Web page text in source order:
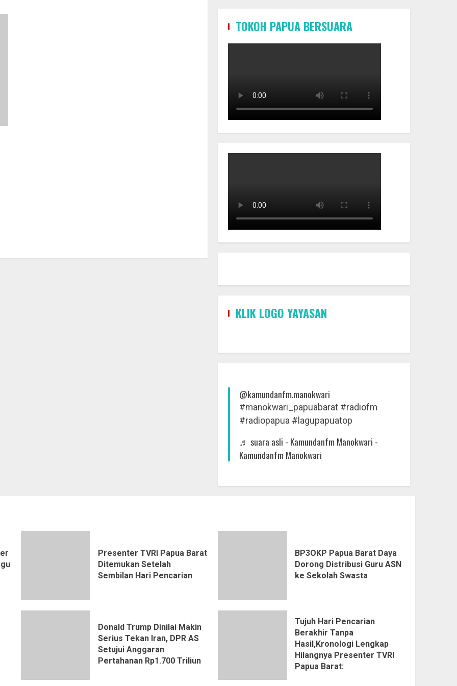
TOKOH PAPUA BERSUARA
KLIK LOGO YAYASAN
@kamundanfm.manokwari
#manokwari_papuabarat #radiofm
#radiopapua #lagupapuatop
♬ suara asli - Kamundanfm Manokwari -
Kamundanfm Manokwari
Presenter TVRI Papua Barat
Ditemukan Setelah
Sembilan Hari Pencarian
BP3OKP Papua Barat Daya
Dorong Distribusi Guru ASN
ke Sekolah Swasta
Donald Trump Dinilai Makin
Serius Tekan Iran, DPR AS
Setujui Anggaran
Pertahanan Rp1.700 Triliun
Tujuh Hari Pencarian
Berakhir Tanpa
Hasil,Kronologi Lengkap
Hilangnya Presenter TVRI
Papua Barat: